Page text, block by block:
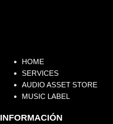
HOME
SERVICES
AUDIO ASSET STORE
MUSIC LABEL
INFORMACIÓN